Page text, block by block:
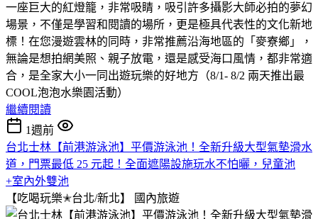
一座巨大的紅燈籠，非常吸睛，吸引許多攝影大師必拍的夢幻
場景，不僅是學習和閱讀的場所，更是極具代表性的文化新地
標！在您漫遊雲林的同時，非常推薦沿海地區的「麥寮鄉」，
無論是想拍網美照、親子放電，還是感受海口風情，都非常適
合，是全家大小一同出遊玩樂的好地方（8/1- 8/2 兩天推出最
COOL泡泡水樂園活動）
繼續閱讀
1週前
台北士林【前港游泳池】平價游泳池！全新升級大型氣墊滑水
道，門票最低 25 元起！全面遮陽設施玩水不怕曬，兒童池
+室內外雙池
【吃喝玩樂✭台北/新北】
國內旅遊